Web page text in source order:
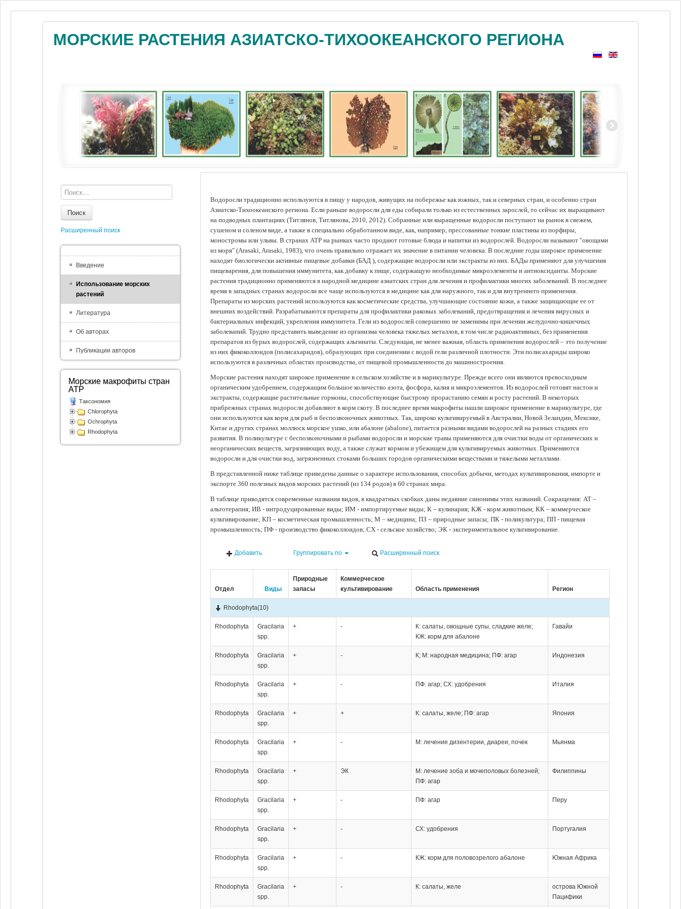
МОРСКИЕ РАСТЕНИЯ АЗИАТСКО-ТИХООКЕАНСКОГО РЕГИОНА
Водоросли традиционно используются в пищу у народов, живущих на побережье как южных, так и северных стран, и особенно стран
Азиатско-Тихоокеанского региона. Если раньше водоросли для еды собирали только из естественных зарослей, то сейчас их выращивают
на подводных плантациях (Tитлянов, Титлянова, 2010, 2012). Собранные или выращенные водоросли поступают на рынок в свежем,
сушеном и соленом виде, а также в специально обработанном виде, как, например, прессованные тонкие пластины из порфиры,
моностромы или ульвы. В странах АТР на рынках часто продают готовые блюда и напитки из водорослей. Водоросли называют "овощами
из моря" (Arasaki, Arasaki, 1983), что очень правильно отражает их значение в питании человека. В последние годы широкое применение
находят биологически активные пищевые добавки (БАД ), содержащие водоросли или экстракты из них. БАДы применяют для улучшения
пищеварения, для повышения иммунитета, как добавку к пище, содержащую необходимые микроэлементы и антиоксиданты. Морские
растения традиционно применяются в народной медицине азиатских стран для лечения и профилактики многих заболеваний. В последнее
время в западных странах водоросли все чаще используются в медицине как для наружного, так и для внутреннего применения.
Препараты из морских растений используются как косметические средства, улучшающие состояние кожи, а также защищающие ее от
внешних воздействий. Разрабатываются препараты для профилактики раковых заболеваний, предотвращения и лечения вирусных и
бактериальных инфекций, укрепления иммунитета. Гели из водорослей совершенно не заменимы при лечении желудочно-кишечных
заболеваний. Трудно представить выведение из организма человека тяжелых металлов, в том числе радиоактивных, без применения
препаратов из бурых водорослей, содержащих альгинаты. Следующая, не менее важная, область применения водорослей – это получение
из них фикоколлоидов (полисахаридов), образующих при соединении с водой гели различной плотности. Эти полисахариды широко
используются в различных областях производства, от пищевой промышленности до машиностроения.
Морские растения находят широкое применение в сельском хозяйстве и в марикультуре. Прежде всего они являются превосходным
органическим удобрением, содержащим большое количество азота, фосфора, калия и микроэлементов. Из водорослей готовят настои и
экстракты, содержащие растительные гормоны, способствующие быстрому прорастанию семян и росту растений. В некоторых
прибрежных странах водоросли добавляют в корм скоту. В последнее время макрофиты нашли широкое применение в марикультуре, где
они используются как корм для рыб и беспозвоночных животных. Так, широко культивируемый в Австралии, Новой Зеландии, Мексике,
Китае и других странах моллюск морское ушко, или абалоне (abalone), питается разными видами водорослей на разных стадиях его
развития. В поликультуре с беспозвоночными и рыбами водоросли и морские травы применяются для очистки воды от органических и
неорганических веществ, загрязняющих воду, а также служат кормом и убежищем для культивируемых животных. Применяются
водоросли и для очистки вод, загрязненных стоками больших городов органическими веществами и тяжелыми металлами.
В представленной ниже таблице приведены данные о характере использования, способах добычи, методах культивирования, импорте и
экспорте 360 полезных видов морских растений (из 134 родов) в 60 странах мира.
В таблице приводятся современные названия видов, в квадратных скобках даны недавние синонимы этих названий. Сокращения: АТ –
альготерапия; ИВ - интродуцированные виды; ИМ - импортируемые виды; К – кулинария; КЖ - корм животным; КК – коммерческое
культивирование; КП – косметическая промышленность; М – медицина; ПЗ – природные запасы; ПК - поликультура; ПП - пищевая
промышленность; ПФ - производство фикоколлоидов; СХ - сельское хозяйство; ЭК - экспериментальное культивирование.
Добавить Группировать по Расширенный поиск
Отдел Виды
Природные
запасы
Коммерческое
культивирование
Область применения Регион
Rhodophyta(10)
Rhodophyta
Gracilaria
spp.
+ -
К: салаты, овощные супы, сладкие желе;
КЖ: корм для абалоне
Гавайи
Rhodophyta
Gracilaria
spp.
+ - К; М: народная медицина; ПФ: агар Индонезия
Rhodophyta
Gracilaria
spp.
+ - ПФ: агар; СХ: удобрения Италия
Rhodophyta
Gracilaria
spp.
+ + К: салаты, желе; ПФ: агар Япония
Rhodophyta
Gracilaria
spp.
+ - М: лечение дизентерии, диареи, почек Мьянма
Rhodophyta
Gracilaria
spp.
+ ЭК
М: лечение зоба и мочеполовых болезней;
ПФ: агар
Филиппины
Rhodophyta
Gracilaria
spp.
+ - ПФ: агар Перу
Rhodophyta
Gracilaria
spp.
+ - СХ: удобрения Португалия
Rhodophyta
Gracilaria
spp.
+ - КЖ: корм для половозрелого абалоне Южная Африка
Rhodophyta
Gracilaria
spp.
+ - К: салаты, желе
острова Южной
Пацифики
Поиск
Расширенный поиск
Введение
Использование морских
растений
Литература
Об авторах
Публикации авторов
Морские макрофиты стран
АТР
Таксономия
Chlorophyta
Ochrophyta
Rhodophyta